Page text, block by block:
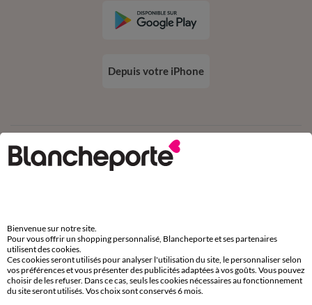
Suivez-nous
Depuis votre iPhone
Commande
Commander par référence catalogue
Livraison
Bienvenue sur notre site.
Pour vous offrir un shopping personnalisé, Blancheporte et ses partenaires
utilisent des cookies.
Ces cookies seront utilisés pour analyser l'utilisation du site, le personnaliser selon
vos préférences et vous présenter des publicités adaptées à vos goûts. Vous pouvez
choisir de les refuser. Dans ce cas, seuls les cookies nécessaires au fonctionnement
du site seront utilisés. Vos choix sont conservés 6 mois.